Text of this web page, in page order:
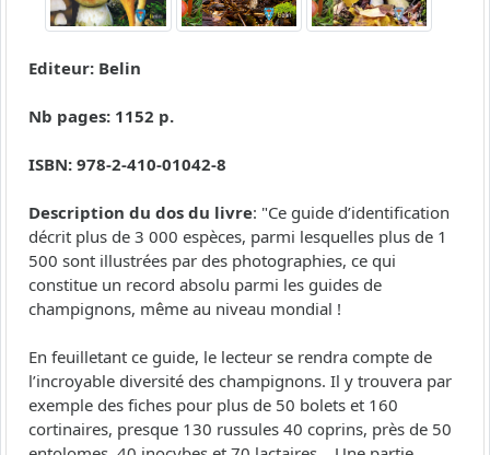
Editeur: Belin
Nb pages: 1152 p.
ISBN: 978-2-410-01042-8
Description du dos du livre: "Ce guide d’identification
décrit plus de 3 000 espèces, parmi lesquelles plus de 1
500 sont illustrées par des photographies, ce qui
constitue un record absolu parmi les guides de
champignons, même au niveau mondial !
En feuilletant ce guide, le lecteur se rendra compte de
l’incroyable diversité des champignons. Il y trouvera par
exemple des fiches pour plus de 50 bolets et 160
cortinaires, presque 130 russules 40 coprins, près de 50